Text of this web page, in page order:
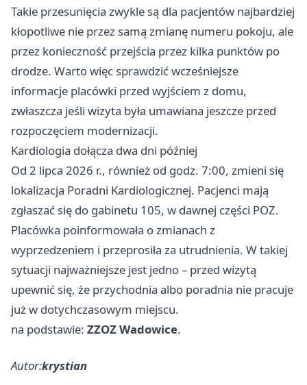
Takie przesunięcia zwykle są dla pacjentów najbardziej
kłopotliwe nie przez samą zmianę numeru pokoju, ale
przez konieczność przejścia przez kilka punktów po
drodze. Warto więc sprawdzić wcześniejsze
informacje placówki przed wyjściem z domu,
zwłaszcza jeśli wizyta była umawiana jeszcze przed
rozpoczęciem modernizacji.
Kardiologia dołącza dwa dni później
Od 2 lipca 2026 r., również od godz. 7:00, zmieni się
lokalizacja Poradni Kardiologicznej. Pacjenci mają
zgłaszać się do gabinetu 105, w dawnej części POZ.
Placówka poinformowała o zmianach z
wyprzedzeniem i przeprosiła za utrudnienia. W takiej
sytuacji najważniejsze jest jedno – przed wizytą
upewnić się, że przychodnia albo poradnia nie pracuje
już w dotychczasowym miejscu.
na podstawie: ZZOZ Wadowice.
Autor:krystian